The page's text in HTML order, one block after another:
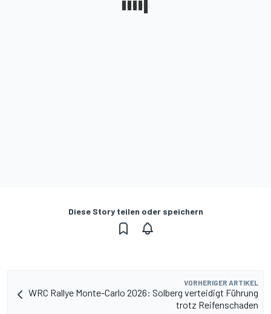
Diese Story teilen oder speichern
VORHERIGER ARTIKEL
WRC Rallye Monte-Carlo 2026: Solberg verteidigt Führung
trotz Reifenschaden